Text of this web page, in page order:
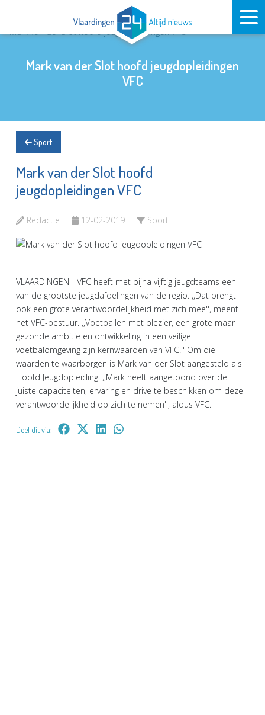
Mark van der Slot hoofd jeugdopleidingen
VFC
Sport
Mark van der Slot hoofd
jeugdopleidingen VFC
Redactie 12-02-2019 Sport
VLAARDINGEN - VFC heeft met bijna vijftig jeugdteams een
van de grootste jeugdafdelingen van de regio. ,,Dat brengt
ook een grote verantwoordelijkheid met zich mee'', meent
het VFC-bestuur. ,,Voetballen met plezier, een grote maar
gezonde ambitie en ontwikkeling in een veilige
voetbalomgeving zijn kernwaarden van VFC.'' Om die
waarden te waarborgen is Mark van der Slot aangesteld als
Hoofd Jeugdopleiding. ,,Mark heeft aangetoond over de
juiste capaciteiten, ervaring en drive te beschikken om deze
verantwoordelijkheid op zich te nemen'', aldus VFC.
Deel dit via: